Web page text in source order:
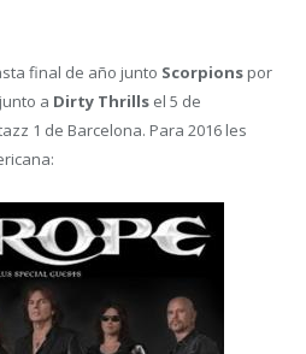
final de año junto Scorpions por
a Dirty Thrills el 5 de
1 de Barcelona. Para 2016 les